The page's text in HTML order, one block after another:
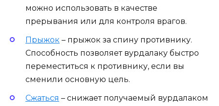
можно использовать в качестве
прерывания или для контроля врагов.
Прыжок – прыжок за спину противнику.
Способность позволяет вурдалаку быстро
переместиться к противнику, если вы
сменили основную цель.
Сжаться – снижает получаемый вурдалаком